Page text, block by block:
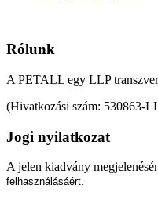
Rólunk
A PETALL egy LLP
(Hivatkozási szám:
Jogi nyilatkozat
A jelen kiadvány
felhasználásáért.